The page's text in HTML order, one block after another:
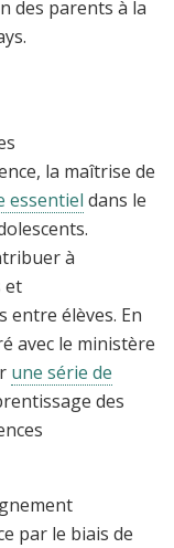
des parents à la
la maîtrise de
essentiel dans le
à
et
élèves. En
avec le ministère
une série de
des
par le biais de